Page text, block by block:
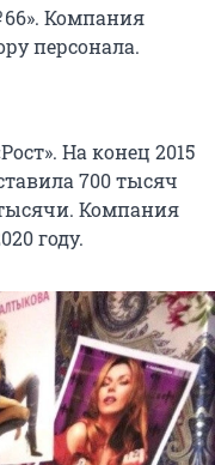
». Компания
персонала.
На конец 2015
700 тысяч
. Компания
году.